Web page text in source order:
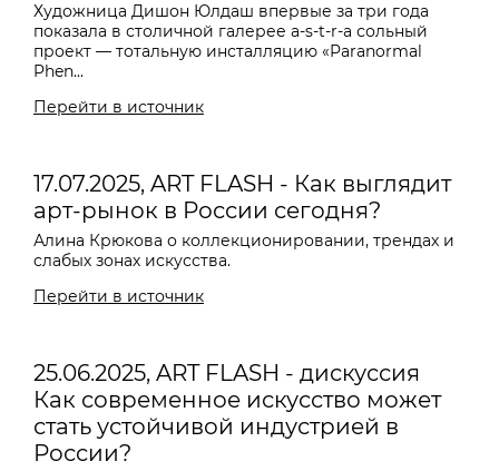
Художница Дишон Юлдаш впервые за три года
показала в столичной галерее a-s-t-r-a сольный
проект — тотальную инсталляцию «Paranormal
Phen...
Перейти в источник
17.07.2025, ART FLASH - Как выглядит
арт-рынок в России сегодня?
Алина Крюкова о коллекционировании, трендах и
слабых зонах искусства.
Перейти в источник
25.06.2025, ART FLASH - дискуссия
Как современное искусство может
стать устойчивой индустрией в
России?